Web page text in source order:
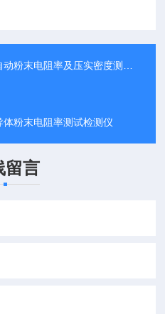
粉末电阻率及压实密度测试仪
粉末电阻率测试检测仪
留言